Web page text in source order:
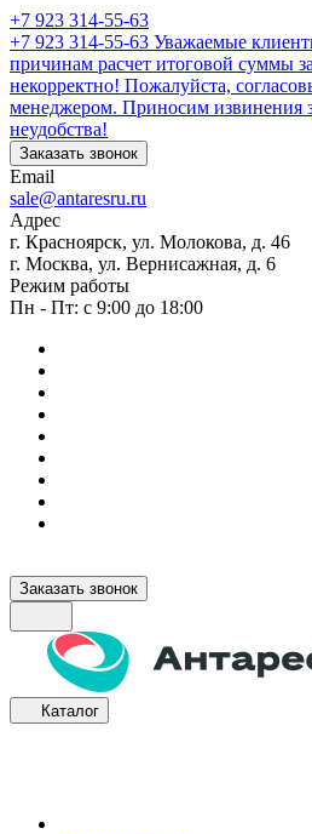
+7 923 314-55-63
+7 923 314-55-63 Уважаемые
причинам расчет итоговой суммы
некорректно! Пожалуйста,
менеджером. Приносим извинения
неудобства!
Заказать звонок
Email
sale@antaresru.ru
Адрес
г. Красноярск, ул. Молокова, д. 46
г. Москва, ул. Вернисажная, д. 6
Режим работы
Пн - Пт: с 9:00 до 18:00
Заказать звонок
Каталог